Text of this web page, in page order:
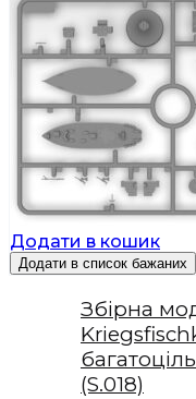
Додати в кошик
Додати в список бажаних
Збірна
(S.018)